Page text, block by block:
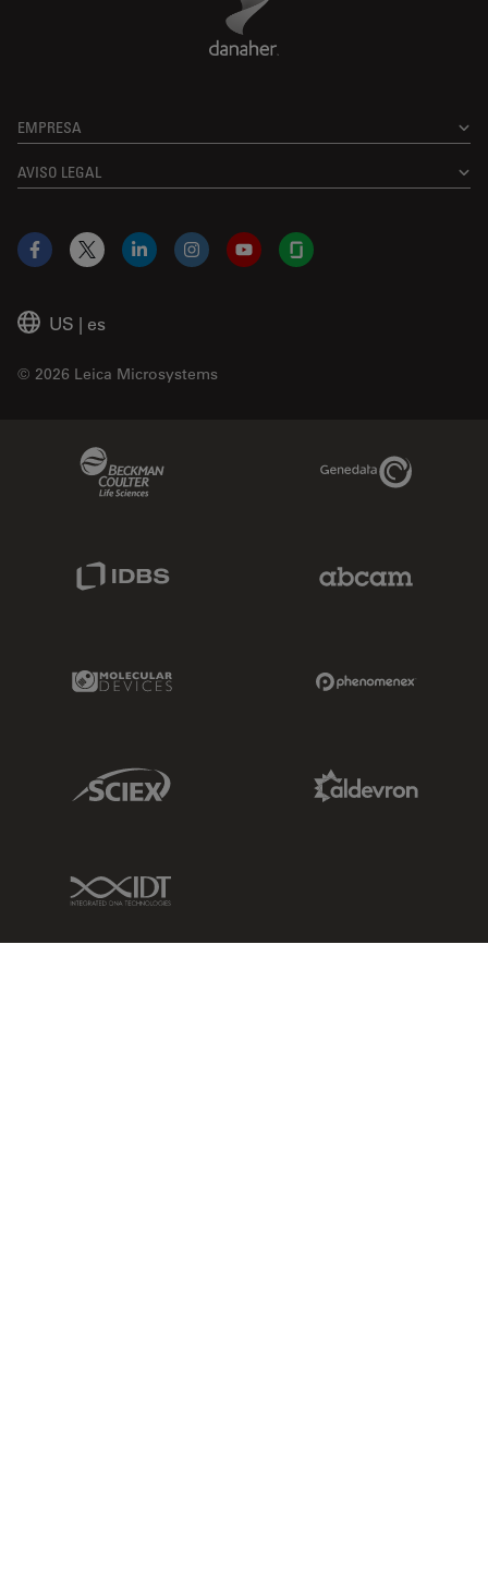
EMPRESA
AVISO LEGAL
US | es
© 2026 Leica Microsystems
Facebook
X LinkedInInstagramYouTubeGlassdoor
Genedata Link
Molecular Devices Link
Sciex Link
IDT Link